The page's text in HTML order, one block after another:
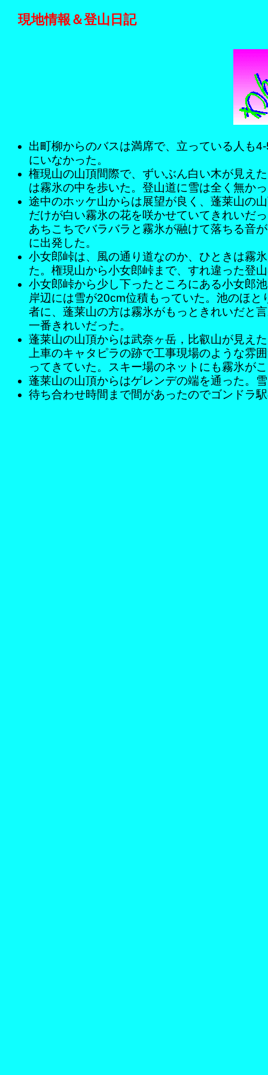
現地情報＆登山日記
出町柳からのバスは満席で、立っている人も
にいなかった。
権現山の山頂間際で、ずいぶん白い木が見え
は霧氷の中を歩いた。登山道に雪は全く無か
途中のホッケ山からは展望が良く、蓬莱山の
だけが白い霧氷の花を咲かせていてきれいだ
あちこちでバラバラと霧氷が融けて落ちる音
に出発した。
小女郎峠は、風の通り道なのか、ひときは霧
た。権現山から小女郎峠まで、すれ違った登
小女郎峠から少し下ったところにある小女郎
岸辺には雪が20cm位積もっていた。池のほ
者に、蓬莱山の方は霧氷がもっときれいだと
一番きれいだった。
蓬莱山の山頂からは武奈ヶ岳，比叡山が見え
上車のキャタピラの跡で工事現場のような雰
ってきていた。スキー場のネットにも霧氷が
蓬莱山の山頂からはゲレンデの端を通った。
待ち合わせ時間まで間があったのでゴンドラ